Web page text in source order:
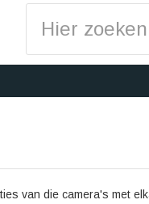
van die camera's met